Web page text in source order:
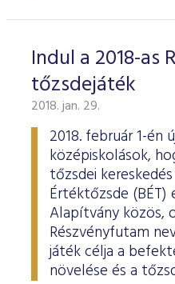
Indul a 2018-as
tőzsdejáték
2018. jan. 29.
2018. február 1-én
középiskolások,
tőzsdei
Értéktőzsde (BÉT)
Alapítvány közös,
Részvényfutam
játék célja a
növelése és a